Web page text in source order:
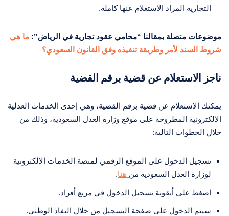
التجارية المراد الاستعلام عنها كاملة.
موضوعات متصلة بمقالنا “محامي عقود تجارية في الرياض”: ما هي
شروط السند لأمر وطريقة تنفيذه وفق القانون السعودي؟
ناجز الاستعلام عن قضية برقم القضية
يمكنك الاستعلام عن قضية برقم القضية، وهي إحدى الخدمات العدلية
الإلكترونية المطروحة على موقع وزارة العدل السعودية، وذلك من
خلال الخطوات التالية:
تسجيل الدخول على الموقع الرقمي لمنصة الخدمات الإلكترونية
لوزارة العدل السعودية من هنا.
اضغط على أيقونة تسجيل الدخول في مربع أفراد.
سيتم الدخول على صفحة التسجيل من خلال النفاذ الوطني.